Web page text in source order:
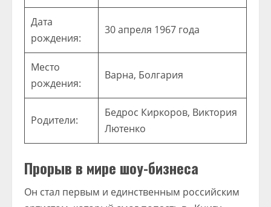
Дата
рождения:
30 апреля 1967 года
Место
рождения:
Варна, Болгария
Родители:
Бедрос Киркоров, Виктория
Лютенко
Прорыв в мире шоу-бизнеса
Он стал первым и единственным российским